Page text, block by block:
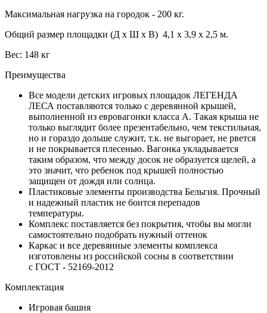
Максимальная нагрузка на городок - 200 кг.
Общий размер площадки (Д х Ш х В) 4,1 х 3,9 х 2,5 м.
Вес: 148 кг
Преимущества
Все модели детских игровых площадок ЛЕГЕНДА
ЛЕСА поставляются только с деревянной крышей,
выполненной из евровагонки класса А. Такая крыша не
только выглядит более презентабельно, чем текстильная,
но и гораздо дольше служит, т.к. не выгорает, не рвется
и не покрывается плесенью. Вагонка укладывается
таким образом, что между досок не образуется щелей, а
это значит, что ребенок под крышей полностью
защищен от дождя или солнца.
Пластиковые элементы производства Бельгия. Прочный
и надежный пластик не боится перепадов
температуры.
Комплекс поставляется без покрытия, чтобы вы могли
самостоятельно подобрать нужный оттенок
Каркас и все деревянные элементы комплекса
изготовлены из российской сосны в соответствии
с ГОСТ - 52169-2012
Комплектация
Игровая башня